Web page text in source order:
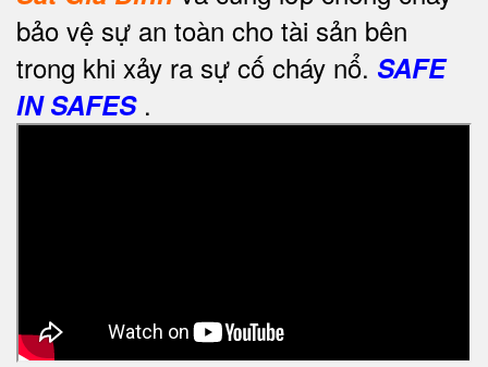
bảo vệ sự an toàn cho tài sản bên
trong khi xảy ra sự cố cháy nổ. SAFE
IN SAFES.